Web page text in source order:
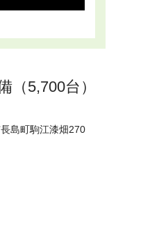
（5,700台）
島町駒江漆畑270